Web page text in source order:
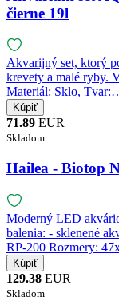
čierne 19l
Akvarijný set, ktorý
krevety a malé ryby.
Materiál: Sklo,
71.89 EUR
Skladom
Hailea - Biotop
Moderný LED
balenia: - sklenené
RP-200 Rozmery:
129.38 EUR
Skladom